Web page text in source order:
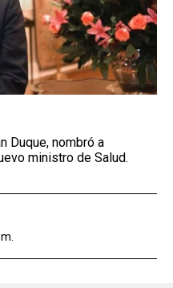
Duque, nombró a
ministro de Salud.